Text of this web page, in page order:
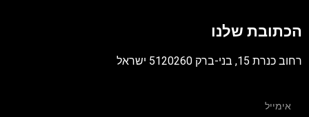
PDF
הכתובת שלנו
רחוב כנרת 15, בני-ברק 5120260 ישראל